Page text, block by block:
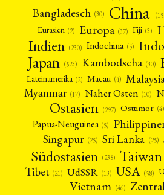
STUDIUM
MITGLIEDERBEREICH KONTAKT
ENGLISH
Bangladesch (30) China
Eurasien (2) Europa (37) Fiji (3)
Indien (230) Indochina (5)
Japan (523) Kambodscha (30)
Lateinamerika (2) Macau (4)
Myanmar (17) Naher Osten (10)
Ostasien (297) Osttimor (4)
Papua-Neuguinea (5)
Singapur (25) Sri Lanka (25)
Südostasien (238) Taiwan
Tibet (21) UdSSR (13) USA (58)
Vietnam (46)